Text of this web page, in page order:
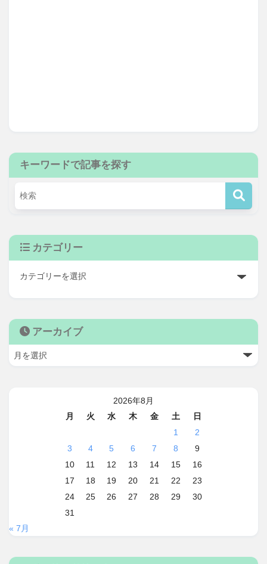
キーワードで記事を探す
カテゴリー
アーカイブ
2026年8月
月
火 水 木 金 土
日
1
2
3
4 5 6 7 8
9
10
11 12 13 14 15
16
17
18 19 20 21 22
23
24
25 26 27 28 29
30
31
« 7月